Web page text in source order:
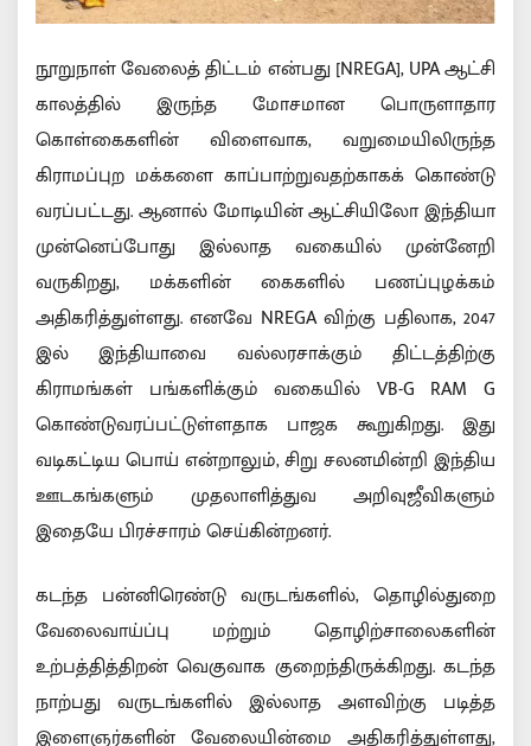
நூறுநாள் வேலைத் திட்டம் என்பது [NREGA], UPA ஆட்சி
காலத்தில் இருந்த மோசமான பொருளாதார
கொள்கைகளின் விளைவாக, வறுமையிலிருந்த
கிராமப்புற மக்களை காப்பாற்றுவதற்காகக் கொண்டு
வரப்பட்டது. ஆனால் மோடியின் ஆட்சியிலோ இந்தியா
முன்னெப்போது இல்லாத வகையில் முன்னேறி
வருகிறது, மக்களின் கைகளில் பணப்புழக்கம்
அதிகரித்துள்ளது. எனவே NREGA விற்கு பதிலாக, 2047
இல் இந்தியாவை வல்லரசாக்கும் திட்டத்திற்கு
கிராமங்கள் பங்களிக்கும் வகையில் VB-G RAM G
கொண்டுவரப்பட்டுள்ளதாக பாஜக கூறுகிறது. இது
வடிகட்டிய பொய் என்றாலும், சிறு சலனமின்றி இந்திய
ஊடகங்களும் முதலாளித்துவ அறிவுஜீவிகளும்
இதையே பிரச்சாரம் செய்கின்றனர்.
கடந்த பன்னிரெண்டு வருடங்களில், தொழில்துறை
வேலைவாய்ப்பு மற்றும் தொழிற்சாலைகளின்
உற்பத்தித்திறன் வெகுவாக குறைந்திருக்கிறது. கடந்த
நாற்பது வருடங்களில் இல்லாத அளவிற்கு படித்த
இளைஞர்களின் வேலையின்மை அதிகரித்துள்ளது,